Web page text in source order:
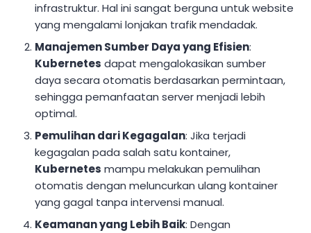
infrastruktur. Hal ini sangat berguna untuk website
yang mengalami lonjakan trafik mendadak.
Manajemen Sumber Daya yang Efisien:
Kubernetes dapat mengalokasikan sumber
daya secara otomatis berdasarkan permintaan,
sehingga pemanfaatan server menjadi lebih
optimal.
Pemulihan dari Kegagalan: Jika terjadi
kegagalan pada salah satu kontainer,
Kubernetes mampu melakukan pemulihan
otomatis dengan meluncurkan ulang kontainer
yang gagal tanpa intervensi manual.
Keamanan yang Lebih Baik: Dengan